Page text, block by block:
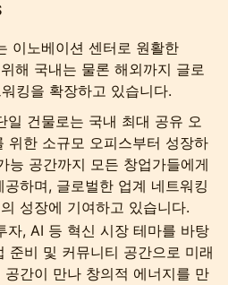
이노베이션 센터로 원활한
해 국내는 물론 해외까지 글로
킹을 확장하고 있습니다.
일 건물로는 국내 최대 공유 오
위한 소규모 오피스부터 성장하
능 공간까지 모든 창업가들에게
하며, 글로벌한 업계 네트워킹
성장에 기여하고 있습니다.
자, AI 등 혁신 시장 테마를 바탕
준비 및 커뮤니티 공간으로 미래
간이 만나 창의적 에너지를 만